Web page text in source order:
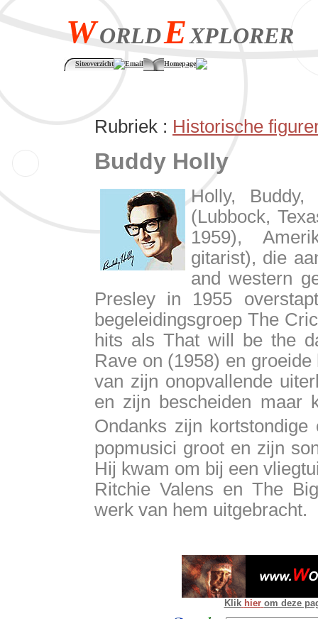
WORLDEXPLORER
Siteoverzicht Email Homepage
Rubriek : Historische
Buddy Holly
Holly,
(Lubbock,
1959),
gitarist), die
and western
Presley in 1955
begeleidingsgroep The
hits als That will be the
Rave on (1958) en
van zijn onopvallende
en zijn bescheiden maar
Ondanks zijn
popmusici groot en zijn
Hij kwam om bij een
Ritchie Valens en The
werk van hem uitgebracht.
Klik hier om deze